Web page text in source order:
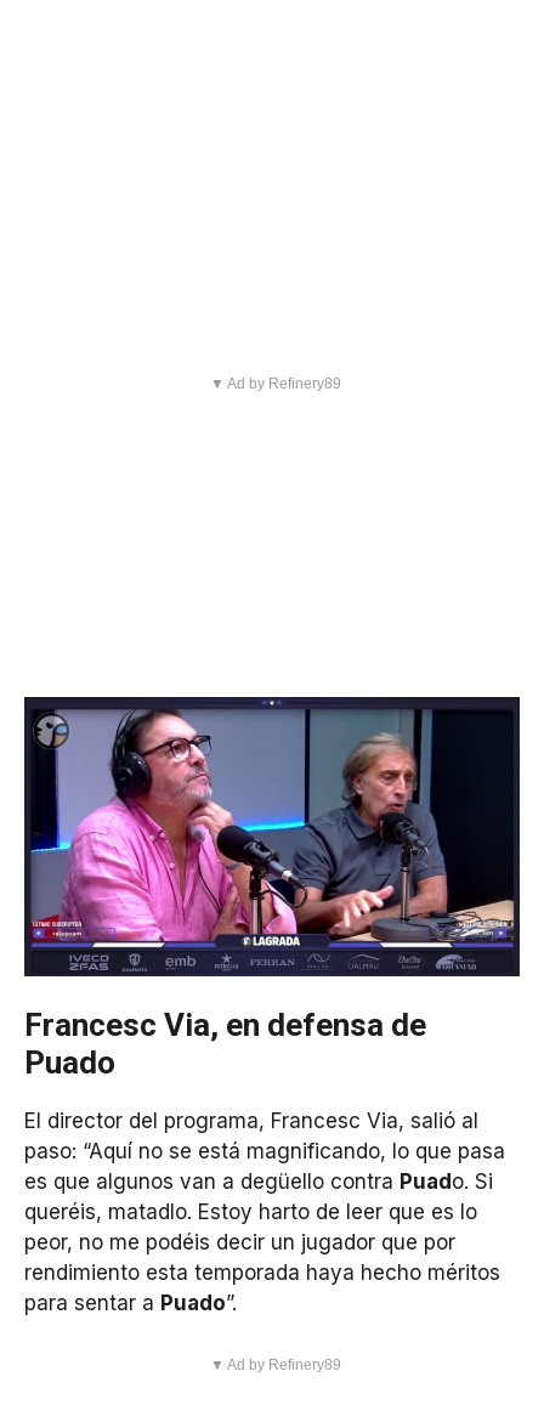
▼ Ad by Refinery89
Francesc Via, en defensa de
Puado
El director del programa, Francesc Via, salió al
paso: “Aquí no se está magnificando, lo que pasa
es que algunos van a degüello contra Puad o. Si
queréis, matadlo. Estoy harto de leer que es lo
peor, no me podéis decir un jugador que por
rendimiento esta temporada haya hecho méritos
para sentar a Puado”.
▼ Ad by Refinery89